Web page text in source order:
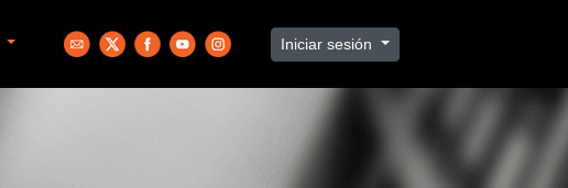
Iniciar sesión